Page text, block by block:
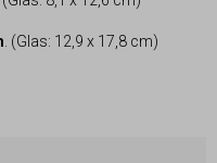
. (Glas: 12,9 x 17,8 cm)